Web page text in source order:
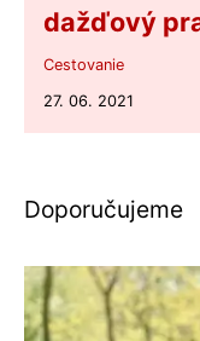
dažďový
Cestovanie
27. 06. 2021
Doporučujeme